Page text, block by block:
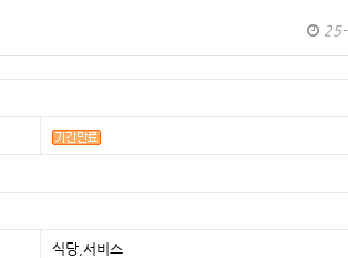
식당,서비스